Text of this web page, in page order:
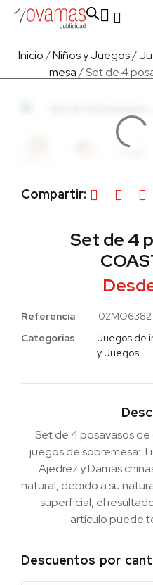
Inicio/Niños y Juegos/
mesa/ Set de 4
Set de 4
Referencia
Categorias
Juegos de
y Juegos
Set de 4 posavasos de
juegos de sobremesa:
Ajedrez y Damas
natural, debido a su
superficial, el
artículo puede
Descuentos por
Compartir: